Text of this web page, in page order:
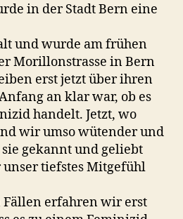
in der Stadt Bern eine
und wurde am frühen
Morillonstrasse in Bern
erst jetzt über ihren
an klar war, ob es
handelt. Jetzt, wo
wir umso wütender und
gekannt und geliebt
tiefstes Mitgefühl
erfahren wir erst